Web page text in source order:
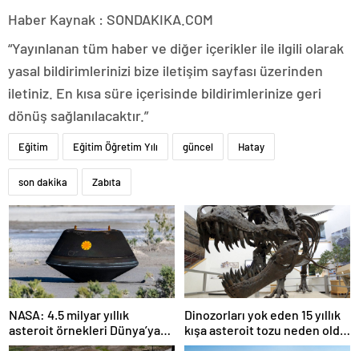
Haber Kaynak : SONDAKIKA.COM
“Yayınlanan tüm haber ve diğer içerikler ile ilgili olarak
yasal bildirimlerinizi bize iletişim sayfası üzerinden
iletiniz. En kısa süre içerisinde bildirimlerinize geri
dönüş sağlanılacaktır.”
Eğitim Eğitim Öğretim Yılı güncel Hatay
son dakika Zabıta
NASA: 4.5 milyar yıllık
asteroit örnekleri Dünya’ya
getirildi; yaşamın
Dinozorları yok eden 15 yıllık
kışa asteroit tozu neden oldu
| Araştırma